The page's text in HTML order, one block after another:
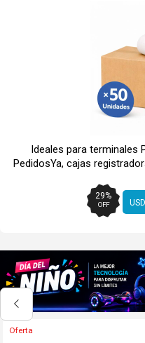
Ideales para terminales
PedidosYa, cajas
29%
OFF USD